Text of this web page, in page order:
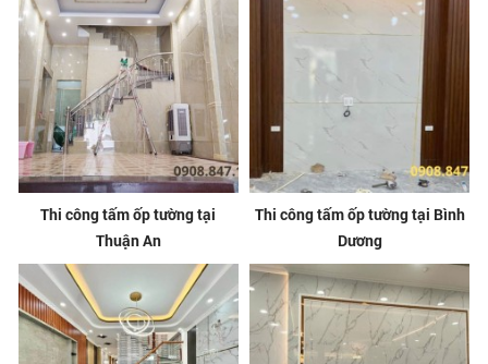
Thi công tấm ốp tường tại
Thuận An
Thi công tấm ốp tường tại Bình
Dương